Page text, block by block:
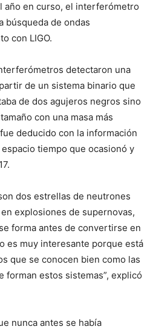
año en curso, el interferómetro
búsqueda de ondas
con LIGO.
detectaron una
de un sistema binario que
de dos agujeros negros sino
con una masa más
deducido con la información
tiempo que ocasionó y
dos estrellas de neutrones
explosiones de supernovas,
forma antes de convertirse en
es muy interesante porque está
que se conocen bien como las
forman estos sistemas”, explicó
nunca antes se había